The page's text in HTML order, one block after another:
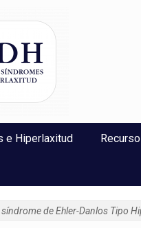
e Hiperlaxitud
síndrome de Ehler-Danlos Tipo